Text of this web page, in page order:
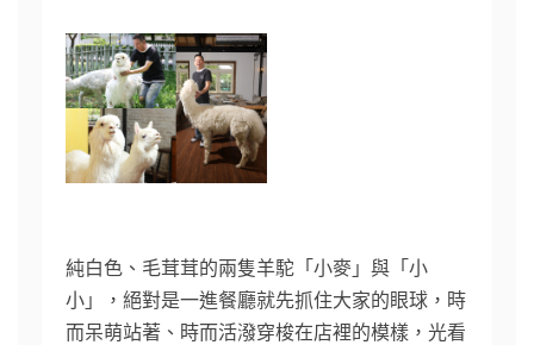
純白色、毛茸茸的兩隻羊駝「小麥」與「小
小」，絕對是一進餐廳就先抓住大家的眼球，時
而呆萌站著、時而活潑穿梭在店裡的模樣，光看